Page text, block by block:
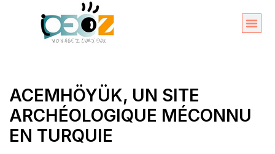
ACEMHÖYÜK, UN SITE
ARCHÉOLOGIQUE MÉCONNU
EN TURQUIE